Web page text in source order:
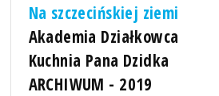
Na szczecińskiej ziemi
Akademia Działkowca
Kuchnia Pana Dzidka
ARCHIWUM - 2019